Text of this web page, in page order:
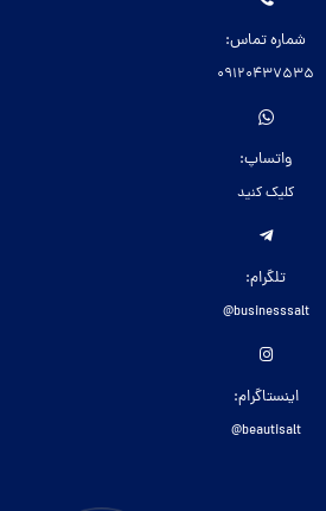
شماره تماس:
09120437535
واتساپ:
کلیک کنید
تلگرام:
businesssalt@
اینستاگرام:
beautisalt@